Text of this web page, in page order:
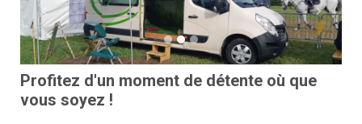
Previous Next
Profitez d'un moment de détente où que
vous soyez !